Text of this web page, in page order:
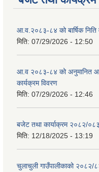
आ.व.२०८३-८४ को बार्षिक निति
मिति: 07/29/2026 - 12:50
आ.व २०८३-८४ को अनुमानित
कार्यक्रम विवरण
मिति: 07/29/2026 - 12:46
बजेट तथा कार्याक्रम २०८२/०८३
मिति: 12/18/2025 - 13:19
चुलाचुली गाउँपालीकाको २०८२/